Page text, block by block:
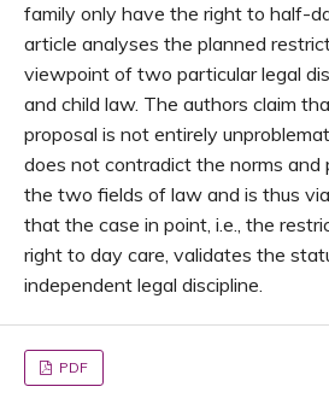
family only have the right to half-
article analyses the planned
viewpoint of two particular legal
and child law. The authors claim
proposal is not entirely
does not contradict the norms and
the two fields of law and is thus
that the case in point, i.e., the
right to day care, validates the
independent legal discipline.
PDF